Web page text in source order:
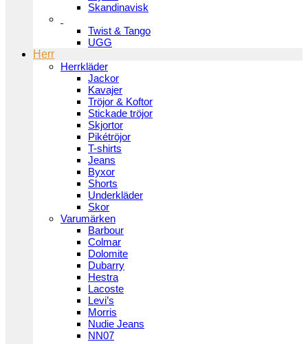
Skandinavisk
Twist & Tango
UGG
Herr
Herrkläder
Jackor
Kavajer
Tröjor & Koftor
Stickade tröjor
Skjortor
Pikétröjor
T-shirts
Jeans
Byxor
Shorts
Underkläder
Skor
Varumärken
Barbour
Colmar
Dolomite
Dubarry
Hestra
Lacoste
Levi’s
Morris
Nudie Jeans
NN07